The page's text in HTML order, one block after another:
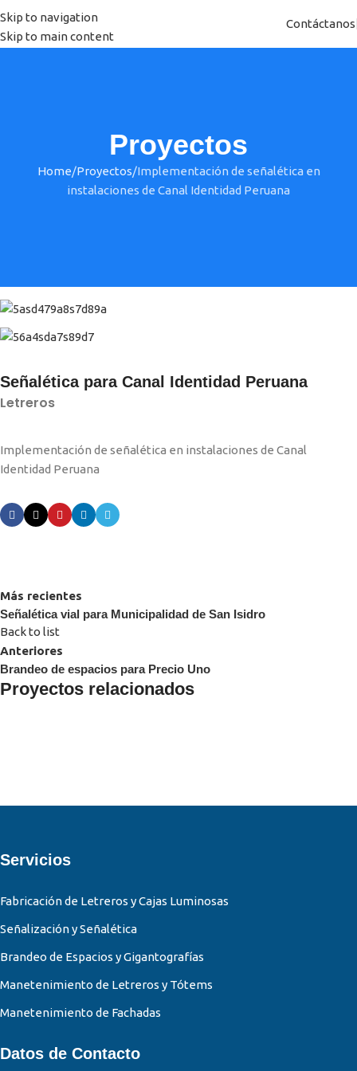
Skip to navigation
Skip to main content
Contáctanos
Proyectos
Home Proyectos Implementación de señalética en
instalaciones de Canal Identidad Peruana
Señalética para Canal Identidad Peruana
Letreros
Implementación de señalética en instalaciones de Canal
Identidad Peruana
Más recientes
Señalética vial para Municipalidad de San Isidro
Back to list
Anteriores
Brandeo de espacios para Precio Uno
Proyectos relacionados
Servicios
Fabricación de Letreros y Cajas Luminosas
Señalización y Señalética
Brandeo de Espacios y Gigantografías
Manetenimiento de Letreros y Tótems
Manetenimiento de Fachadas
Datos de Contacto